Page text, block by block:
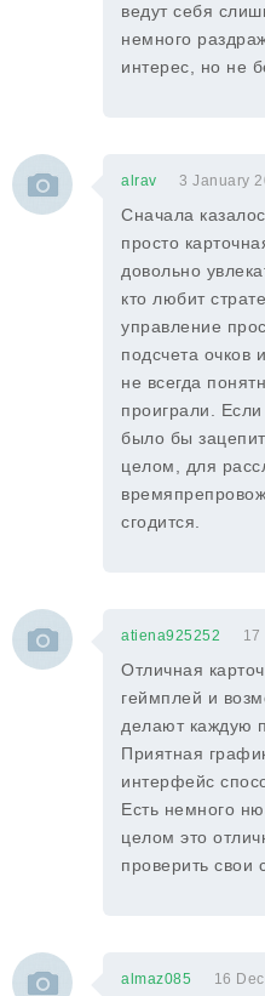
ведут себя
немного
интерес, но не
alrav 3 January
Сначала
просто
довольно
кто любит
управление
подсчета очков
не всегда
проиграли.
было бы
целом, для
сгодится.
atiena925252 17
Отличная
геймплей и
делают каждую
Приятная
интерфейс
Есть немного
целом это
проверить свои
almaz085 16